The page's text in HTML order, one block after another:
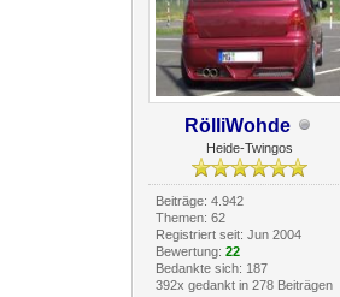
RölliWohde
Heide-Twingos
Beiträge: 4.942
Themen: 62
Registriert seit: Jun 2004
Bewertung: 22
Bedankte sich: 187
392x gedankt in 278 Beiträgen